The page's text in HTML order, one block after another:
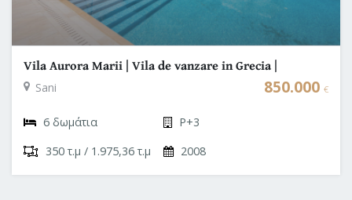
Vila Aurora Marii | Vila de vanzare in Grecia |
Halkidiki - Sani
Sani 850.000 €
6 δωμάτια
P+3
350 τ.μ / 1.975,36 τ.μ
2008